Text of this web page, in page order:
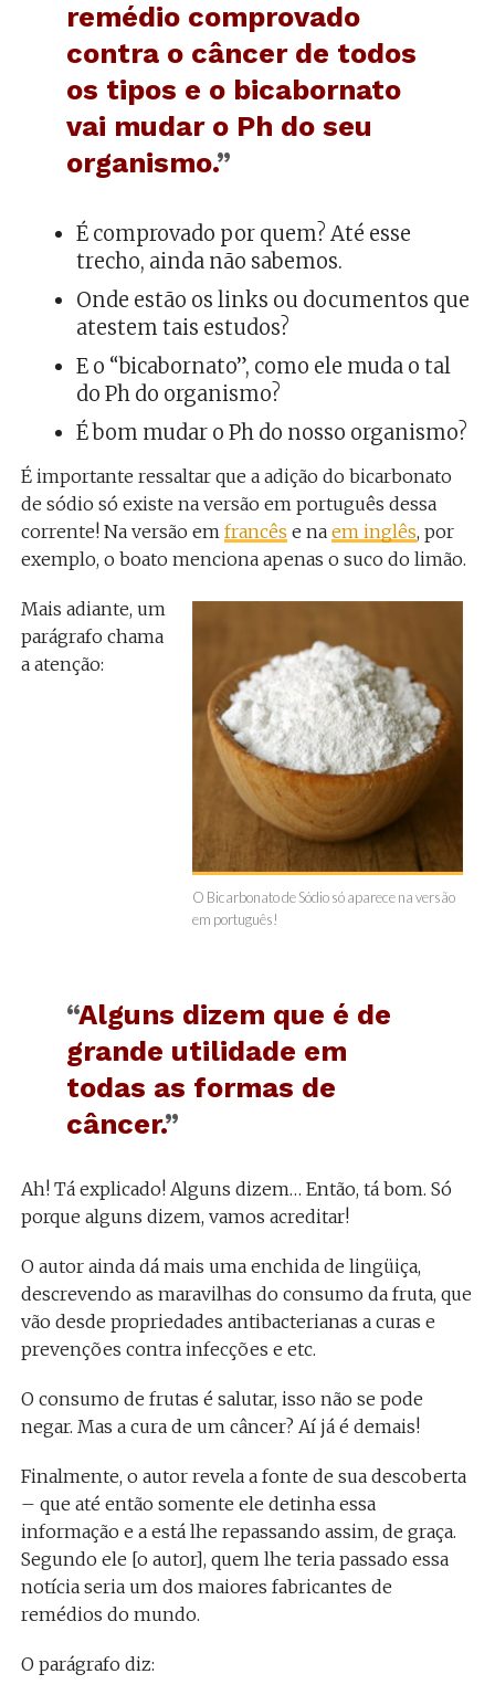
remédio comprovado
contra o câncer de todos
os tipos e o bicabornato
vai mudar o Ph do seu
organismo.”
É comprovado por quem? Até esse
trecho, ainda não sabemos.
Onde estão os links ou documentos que
atestem tais estudos?
E o “bicabornato”, como ele muda o tal
do Ph do organismo?
É bom mudar o Ph do nosso organismo?
É importante ressaltar que a adição do bicarbonato
de sódio só existe na versão em português dessa
corrente! Na versão em francês e na em inglês, por
exemplo, o boato menciona apenas o suco do limão.
O Bicarbonato de Sódio só aparece na versão
em português!
Mais adiante, um
parágrafo chama
a atenção:
“Alguns dizem que é de
grande utilidade em
todas as formas de
câncer.”
Ah! Tá explicado! Alguns dizem… Então, tá bom. Só
porque alguns dizem, vamos acreditar!
O autor ainda dá mais uma enchida de lingüiça,
descrevendo as maravilhas do consumo da fruta, que
vão desde propriedades antibacterianas a curas e
prevenções contra infecções e etc.
O consumo de frutas é salutar, isso não se pode
negar. Mas a cura de um câncer? Aí já é demais!
Finalmente, o autor revela a fonte de sua descoberta
– que até então somente ele detinha essa
informação e a está lhe repassando assim, de graça.
Segundo ele [o autor], quem lhe teria passado essa
notícia seria um dos maiores fabricantes de
remédios do mundo.
O parágrafo diz: